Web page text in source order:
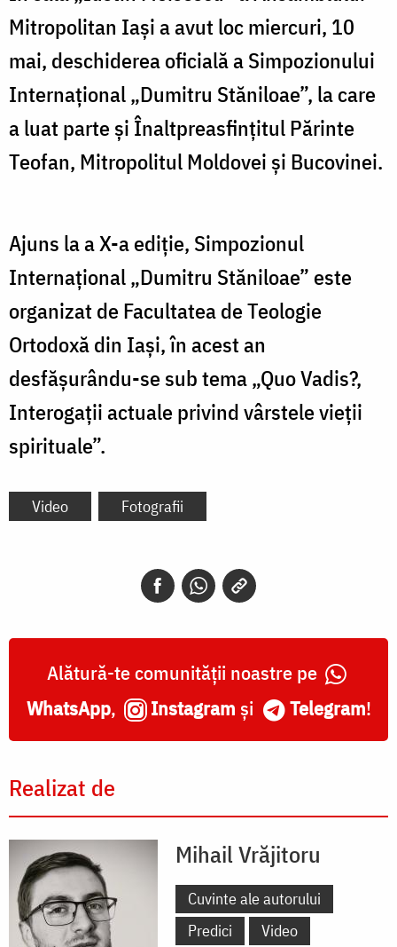
Mitropolitan Iași a avut loc miercuri, 10
mai, deschiderea oficială a Simpozionului
Internațional „Dumitru Stăniloae”, la care
a luat parte și Înaltpreasfințitul Părinte
Teofan, Mitropolitul Moldovei și Bucovinei.
Ajuns la a X-a ediție, Simpozionul
Internațional „Dumitru Stăniloae” este
organizat de Facultatea de Teologie
Ortodoxă din Iași, în acest an
desfășurându-se sub tema „Quo Vadis?,
Interogații actuale privind vârstele vieții
spirituale”.
Video Fotografii
Alătură-te comunității noastre pe
WhatsApp, Instagram și Telegram!
Realizat de
Mihail Vrăjitoru
Cuvinte ale autorului
Predici
Video